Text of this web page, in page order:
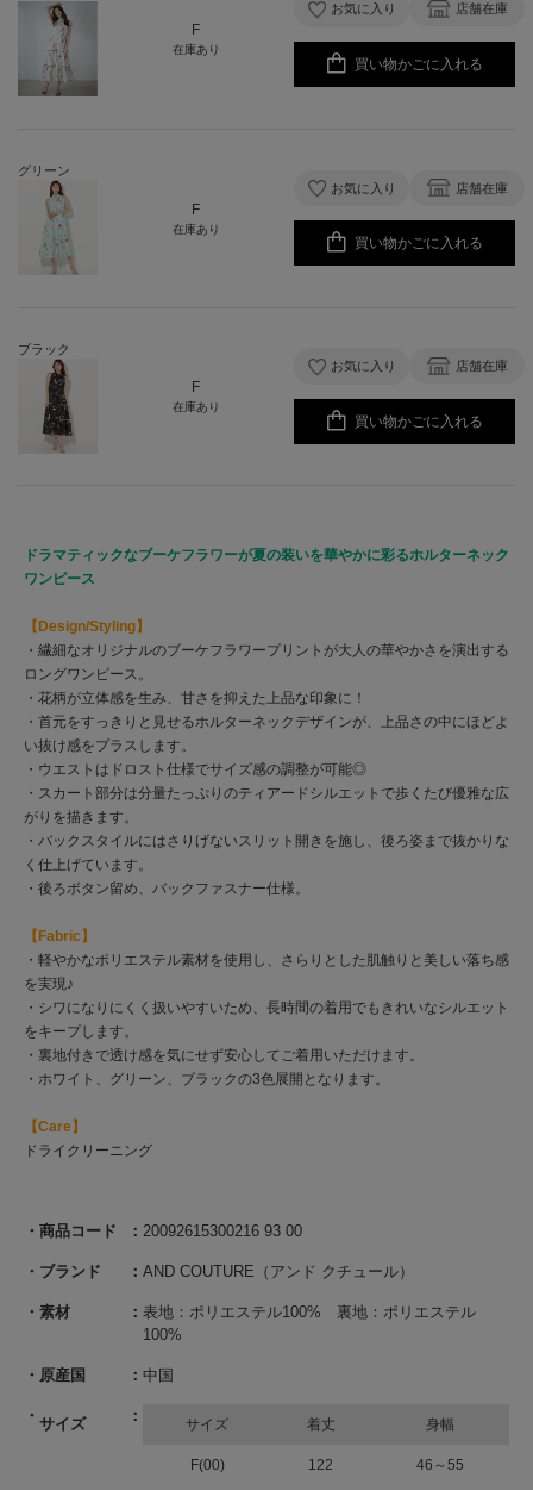
商品コード 20092615300216 93 00
ブランド AND COUTURE（アンド クチュール）
素材
表地：ポリエステル100% 裏地：ポリエステル
100%
原産国 中国
サイズ サイズ 着丈 身幅
F(00) 122 46～55
F
在庫あり
お気に入り 店舗在庫
買い物かごに入れる
グリーン
F
在庫あり
お気に入り 店舗在庫
買い物かごに入れる
ブラック
F
在庫あり
お気に入り 店舗在庫
買い物かごに入れる
ドラマティックなブーケフラワーが夏の装いを華やかに彩るホルターネック
ワンピース
【Design/Styling】
・繊細なオリジナルのブーケフラワープリントが大人の華やかさを演出する
ロングワンピース。
・花柄が立体感を生み、甘さを抑えた上品な印象に！
・首元をすっきりと見せるホルターネックデザインが、上品さの中にほどよ
い抜け感をプラスします。
・ウエストはドロスト仕様でサイズ感の調整が可能◎
・スカート部分は分量たっぷりのティアードシルエットで歩くたび優雅な広
がりを描きます。
・バックスタイルにはさりげないスリット開きを施し、後ろ姿まで抜かりな
く仕上げています。
・後ろボタン留め、バックファスナー仕様。
【Fabric】
・軽やかなポリエステル素材を使用し、さらりとした肌触りと美しい落ち感
を実現♪
・シワになりにくく扱いやすいため、長時間の着用でもきれいなシルエット
をキープします。
・裏地付きで透け感を気にせず安心してご着用いただけます。
・ホワイト、グリーン、ブラックの3色展開となります。
【Care】
ドライクリーニング